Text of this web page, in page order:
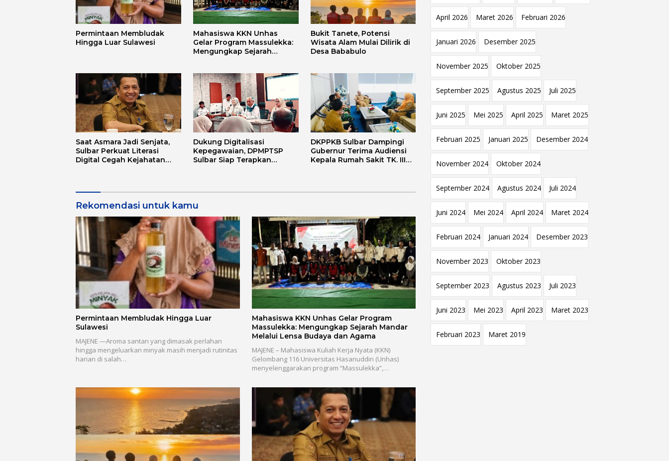
Permintaan Membludak
Hingga Luar Sulawesi
Mahasiswa KKN Unhas
Gelar Program Massulekka:
Mengungkap Sejarah
Bukit Tanete, Potensi
Wisata Alam Mulai Dilirik di
Desa Bababulo
Saat Asmara Jadi Senjata,
Sulbar Perkuat Literasi
Digital Cegah Kejahatan
Dukung Digitalisasi
Kepegawaian, DPMPTSP
Sulbar Siap Terapkan
DKPPKB Sulbar Dampingi
Gubernur Terima Audiensi
Kepala Rumah Sakit TK. III
Rekomendasi untuk kamu
Permintaan Membludak Hingga Luar
Sulawesi
MAJENE —Aroma santan yang dimasak perlahan
hingga mengeluarkan minyak masih menjadi rutinitas
harian di salah…
Mahasiswa KKN Unhas Gelar Program
Massulekka: Mengungkap Sejarah Mandar
Melalui Lensa Budaya dan Agama
MAJENE – Mahasiswa Kuliah Kerja Nyata (KKN)
Gelombang 116 Universitas Hasanuddin (Unhas)
menyelenggarakan program “Massulekka”,…
April 2026 Maret 2026 Februari 2026
Januari 2026 Desember 2025
November 2025 Oktober 2025
September 2025 Agustus 2025 Juli 2025
Juni 2025 Mei 2025 April 2025 Maret 2025
Februari 2025 Januari 2025 Desember 2024
November 2024 Oktober 2024
September 2024 Agustus 2024 Juli 2024
Juni 2024 Mei 2024 April 2024 Maret 2024
Februari 2024 Januari 2024 Desember 2023
November 2023 Oktober 2023
September 2023 Agustus 2023 Juli 2023
Juni 2023 Mei 2023 April 2023 Maret 2023
Februari 2023 Maret 2019